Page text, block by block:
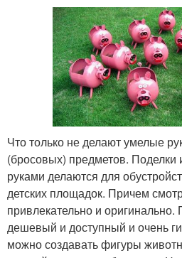
Что только не делают умелые
(бросовых) предметов. Поделки
руками делаются для
детских площадок. Причем
привлекательно и
дешевый и доступный и очень
можно создавать фигуры